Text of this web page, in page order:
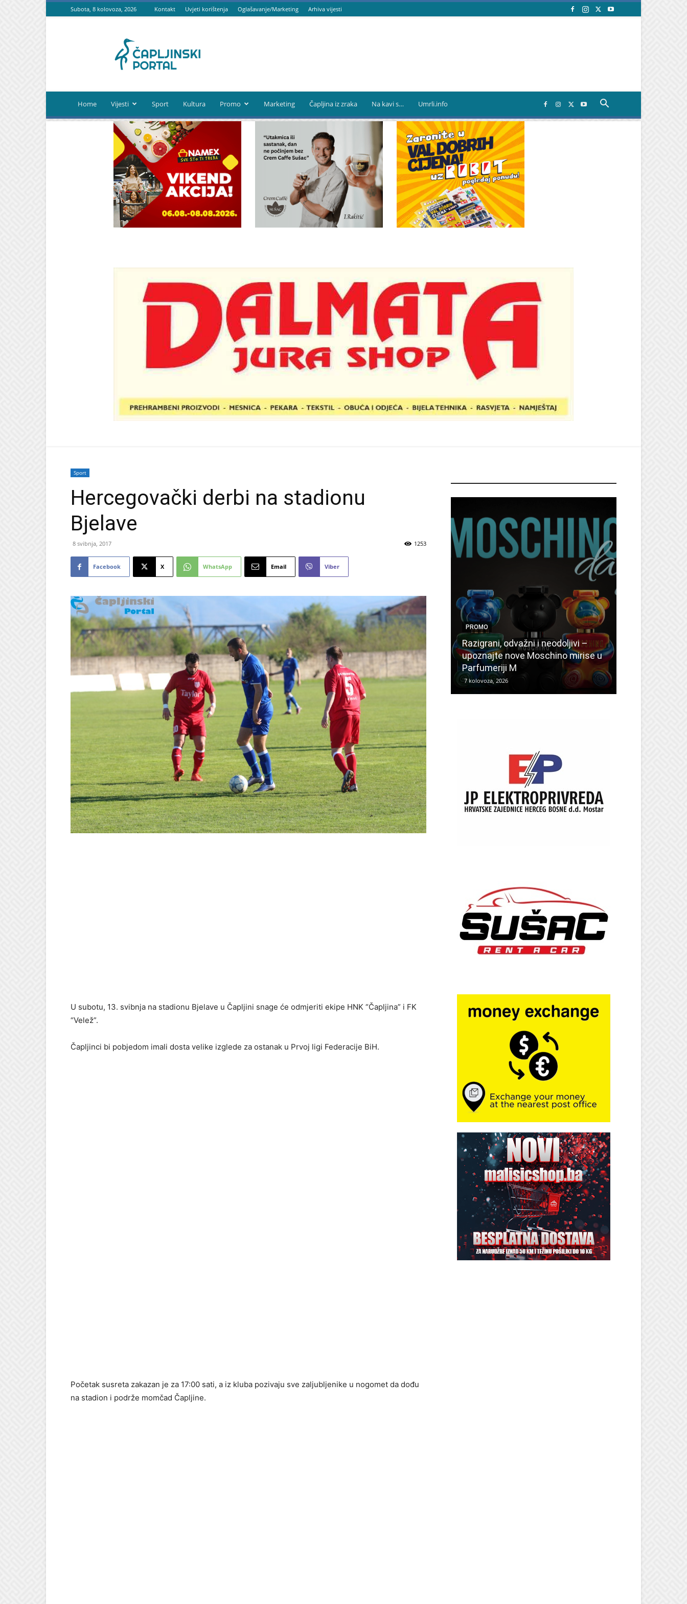
Subota, 8 kolovoza, 2026 Kontakt Uvjeti korištenja Oglašavanje/Marketing Arhiva vijesti
portal
Home Vijesti Sport Kultura Promo Marketing Čapljina iz zraka Na kavi s… Umrli.info
Sport
Hercegovački derbi na stadionu
Bjelave
8 svibnja, 2017 1253
Facebook X WhatsApp Email Viber
U subotu, 13. svibnja na stadionu Bjelave u Čapljini snage će odmjeriti ekipe HNK “Čapljina” i FK
“Velež”.
Čapljinci bi pobjedom imali dosta velike izglede za ostanak u Prvoj ligi Federacije BiH.
Početak susreta zakazan je za 17:00 sati, a iz kluba pozivaju sve zaljubljenike u nogomet da dođu
na stadion i podrže momčad Čapljine.
PROMO
Razigrani, odvažni i neodoljivi –
upoznajte nove Moschino mirise u
Parfumeriji M
7 kolovoza, 2026